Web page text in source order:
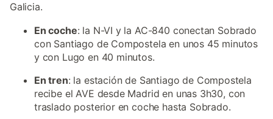
Galicia.
En coche: la N-VI y la AC-840 conectan Sobrado
con Santiago de Compostela en unos 45 minutos
y con Lugo en 40 minutos.
En tren: la estación de Santiago de Compostela
recibe el AVE desde Madrid en unas 3h30, con
traslado posterior en coche hasta Sobrado.